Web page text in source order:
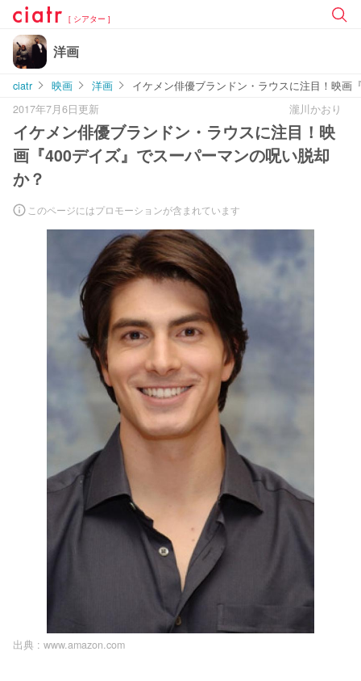
[ シアター ]
洋画
ciatr 映画 洋画
イケメン俳優ブランドン・ラウスに注目！映画
2017年7月6日更新
瀧川かおり
イケメン俳優ブランドン・ラウスに注目！映
画『400デイズ』でスーパーマンの呪い脱却
か？
このページにはプロモーションが含まれています
出典 : www.amazon.com